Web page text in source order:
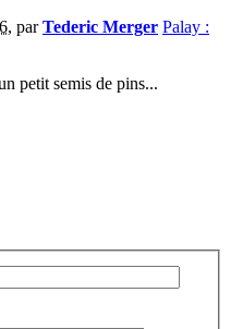
, parTederic Merger Palay :
petit semis de pins...